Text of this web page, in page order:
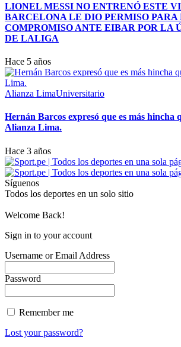
LIONEL MESSI NO ENTRENÓ ESTE
BARCELONA LE DIO PERMISO PARA
COMPROMISO ANTE EIBAR POR LA
DE LALIGA
Hace 5 años
Alianza LimaUniversitario
Hernán Barcos expresó que es más hincha
Alianza Lima.
Hace 3 años
Síguenos
Todos los deportes en un solo sitio
Welcome Back!
Sign in to your account
Username or Email Address
Password
Remember me
Lost your password?